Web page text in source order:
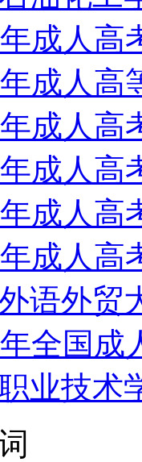
成人高
成人高
成人高
成人高
成人高
成人高
语外贸
全国成
业技术